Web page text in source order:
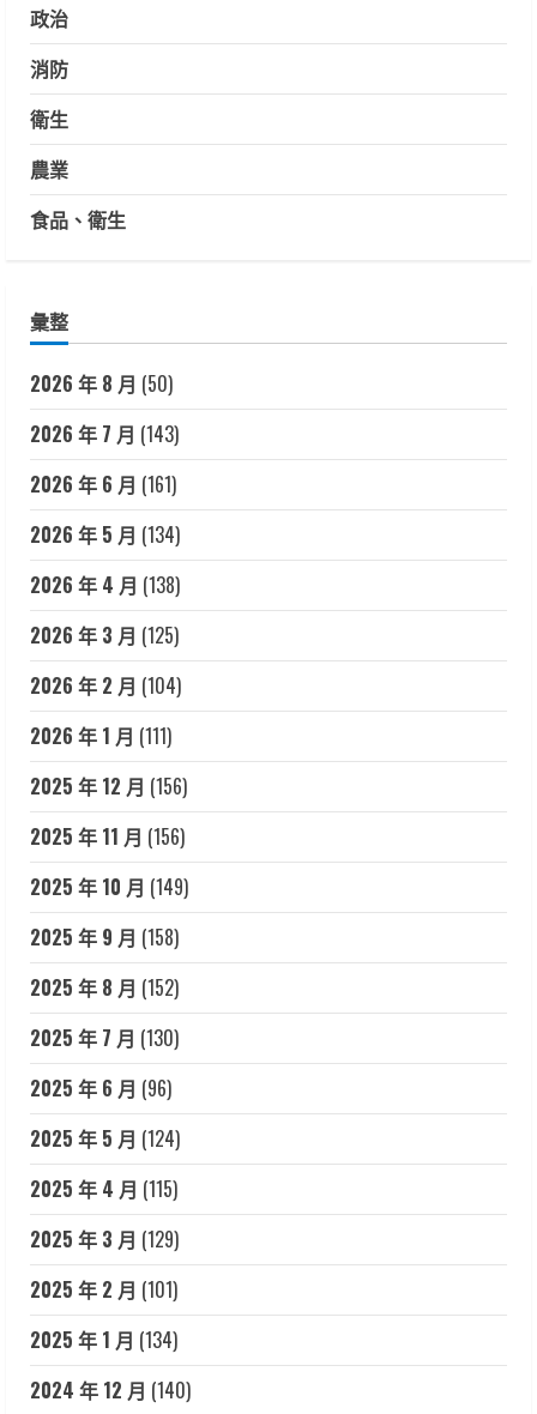
政治
消防
衛生
農業
食品、衛生
彙整
2026 年 8 月 (50)
2026 年 7 月 (143)
2026 年 6 月 (161)
2026 年 5 月 (134)
2026 年 4 月 (138)
2026 年 3 月 (125)
2026 年 2 月 (104)
2026 年 1 月 (111)
2025 年 12 月 (156)
2025 年 11 月 (156)
2025 年 10 月 (149)
2025 年 9 月 (158)
2025 年 8 月 (152)
2025 年 7 月 (130)
2025 年 6 月 (96)
2025 年 5 月 (124)
2025 年 4 月 (115)
2025 年 3 月 (129)
2025 年 2 月 (101)
2025 年 1 月 (134)
2024 年 12 月 (140)